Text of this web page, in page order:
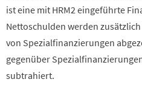
ist eine mit HRM2 eingeführte
Nettoschulden werden
von Spezialfinanzierungen
gegenüber
subtrahiert.